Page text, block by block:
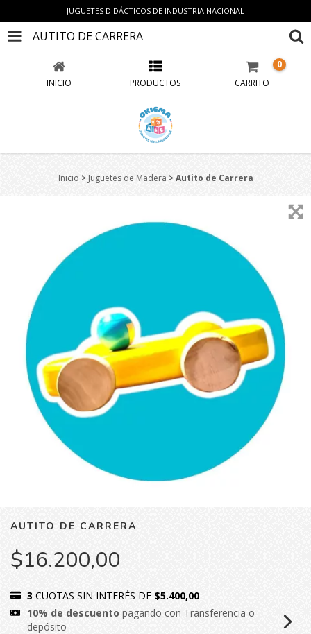
JUGUETES DIDÁCTICOS DE INDUSTRIA NACIONAL
AUTITO DE CARRERA
INICIO PRODUCTOS CARRITO
0
Inicio > Juguetes de Madera > Autito de Carrera
AUTITO DE CARRERA
$16.200,00
3 CUOTAS SIN INTERÉS DE $5.400,00
10% de descuento pagando con Transferencia o
depósito